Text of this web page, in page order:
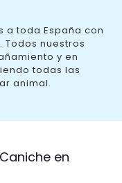
a toda España con
nuestros
y en
todas las
animal.
en